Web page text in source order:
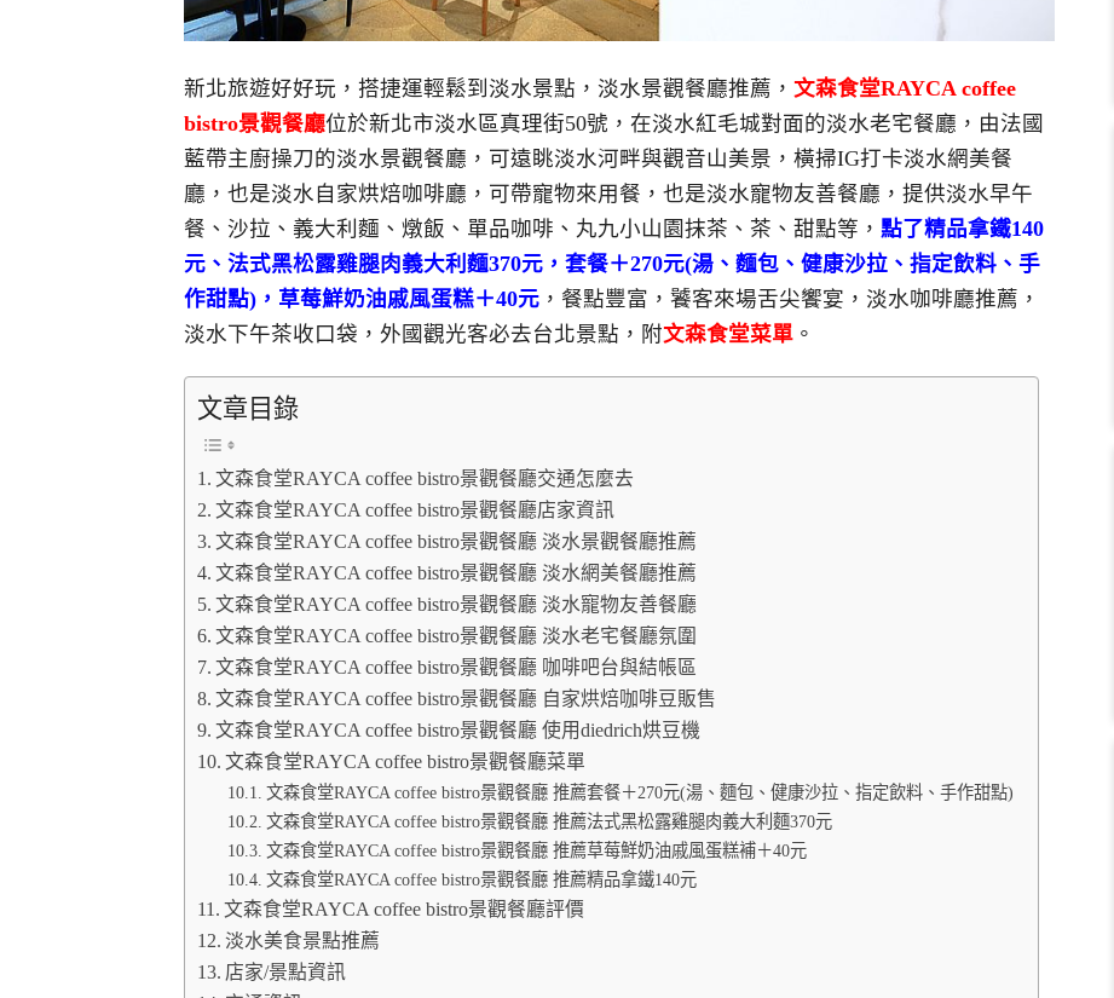
新北旅遊好好玩，搭捷運輕鬆到淡水景點，淡水景觀餐廳推薦， 文森食堂RAYCA coffee
bistro景觀餐廳位於新北市淡水區真理街50號，在淡水紅毛城對面的淡水老宅餐廳，由法國
藍帶主廚操刀的淡水景觀餐廳，可遠眺淡水河畔與觀音山美景，橫掃IG打卡淡水網美餐
廳，也是淡水自家烘焙咖啡廳，可帶寵物來用餐，也是淡水寵物友善餐廳，提供淡水早午
餐、沙拉、義大利麵、燉飯、單品咖啡、丸九小山園抹茶、茶、甜點等， 點了精品拿鐵140
元、法式黑松露雞腿肉義大利麵370元，套餐＋270元(湯、麵包、健康沙拉、指定飲料、手
作甜點)，草莓鮮奶油戚風蛋糕＋40元 ，餐點豐富，饕客來場舌尖饗宴，淡水咖啡廳推薦，
淡水下午茶收口袋，外國觀光客必去台北景點，附文森食堂菜單 。
文章目錄
文森食堂RAYCA coffee bistro景觀餐廳交通怎麼去
文森食堂RAYCA coffee bistro景觀餐廳店家資訊
文森食堂RAYCA coffee bistro景觀餐廳 淡水景觀餐廳推薦
文森食堂RAYCA coffee bistro景觀餐廳 淡水網美餐廳推薦
文森食堂RAYCA coffee bistro景觀餐廳 淡水寵物友善餐廳
文森食堂RAYCA coffee bistro景觀餐廳 淡水老宅餐廳氛圍
文森食堂RAYCA coffee bistro景觀餐廳 咖啡吧台與結帳區
文森食堂RAYCA coffee bistro景觀餐廳 自家烘焙咖啡豆販售
文森食堂RAYCA coffee bistro景觀餐廳 使用diedrich烘豆機
文森食堂RAYCA coffee bistro景觀餐廳菜單
文森食堂RAYCA coffee bistro景觀餐廳 推薦套餐＋270元(湯、麵包、健康沙拉、指定飲料、手作甜點)
文森食堂RAYCA coffee bistro景觀餐廳 推薦法式黑松露雞腿肉義大利麵370元
文森食堂RAYCA coffee bistro景觀餐廳 推薦草莓鮮奶油戚風蛋糕補＋40元
文森食堂RAYCA coffee bistro景觀餐廳 推薦精品拿鐵140元
文森食堂RAYCA coffee bistro景觀餐廳評價
淡水美食景點推薦
店家/景點資訊